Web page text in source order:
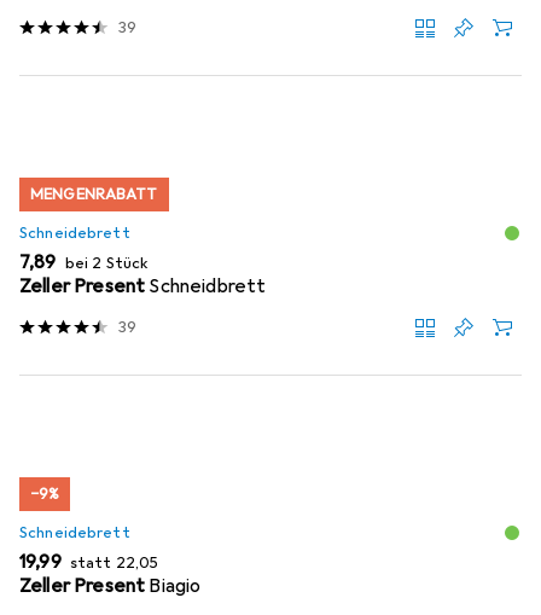
39
MENGENRABATT
Schneidebrett
EUR
7,89 bei 2 Stück
Zeller Present Schneidbrett
39
−9%
Schneidebrett
EUR
19,99 statt EUR
22,05
Zeller Present Biagio